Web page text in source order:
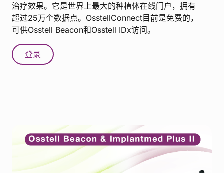
治疗效果。它是世界上最大的种植体在线门户，拥有
超过25万个数据点。OsstellConnect目前是免费的，
可供Osstell Beacon和Osstell IDx访问。
登录